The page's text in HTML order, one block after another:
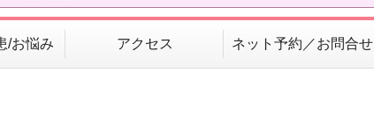
/お悩み アクセス ネット予約／お問合せ